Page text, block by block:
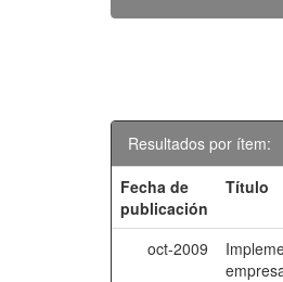
Resultados por ítem:
Fecha de
publicación
Título
oct-2009